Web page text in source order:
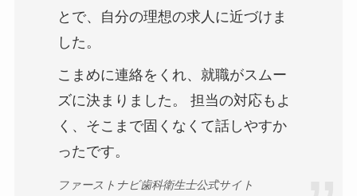
とで、自分の理想の求人に近づけま
した。
こまめに連絡をくれ、就職がスムー
ズに決まりました。 担当の対応もよ
く、そこまで固くなくて話しやすか
ったです。
ファーストナビ歯科衛生士公式サイト